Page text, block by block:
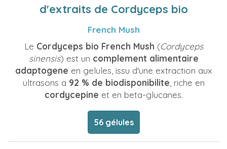
d'extraits de Cordyceps bio
French Mush
Le Cordyceps bio French Mush (Cordyceps
sinensis) est un complement alimentaire
adaptogene en gelules, issu d'une extraction aux
ultrasons a 92 % de biodisponibilite , riche en
cordycepine et en beta-glucanes.
56 gélules